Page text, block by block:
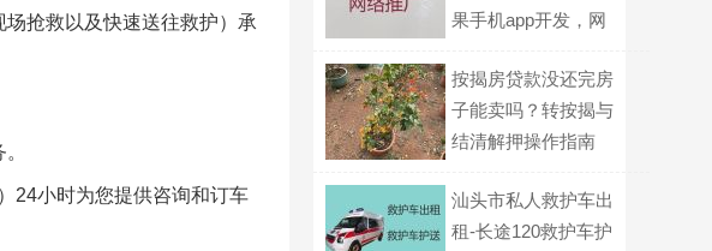
抢救以及快速送往救护）承
24小时为您提供咨询和订车
果手机app开发，网
按揭房贷款没还完房
子能卖吗？转按揭与
结清解押操作指南
汕头市私人救护车出
租-长途120救护车护